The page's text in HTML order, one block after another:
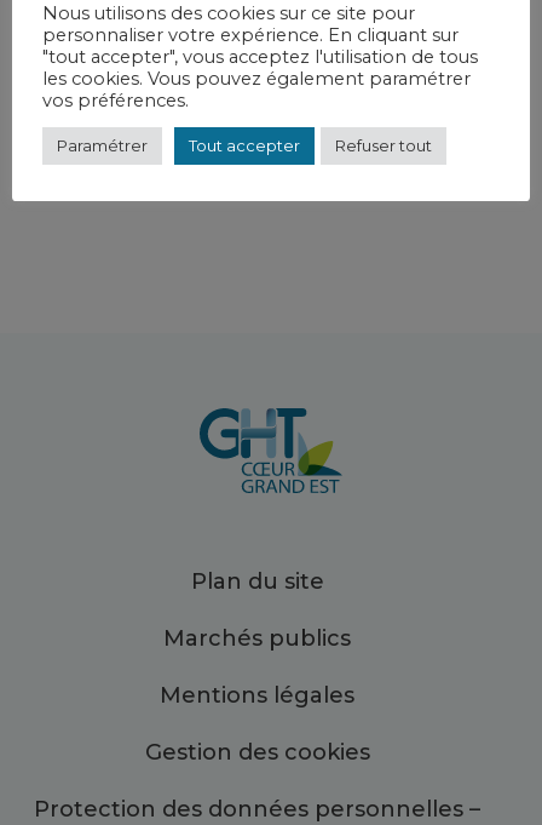
Prises en charge proposées :
Entretiens d’accueil et d’écoute.
Travail en réseau de soins : addictologie, dispositifs
Contact Équipe de psychiatrie de liaison:06 26 64 19 14
Plan du site
Marchés publics
Mentions légales
Gestion des cookies
Protection des données personnelles –
Nous utilisons des cookies sur ce site pour
personnaliser votre expérience. En cliquant sur
"tout accepter", vous acceptez l'utilisation de tous
les cookies. Vous pouvez également paramétrer
vos préférences.
Paramétrer Tout accepter Refuser tout